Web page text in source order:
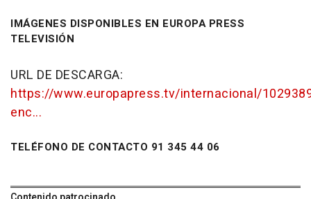
IMÁGENES DISPONIBLES EN EUROPA PRESS
TELEVISIÓN
URL DE DESCARGA:
https://www.europapress.tv/internacional/
enc...
TELÉFONO DE CONTACTO 91 345 44 06